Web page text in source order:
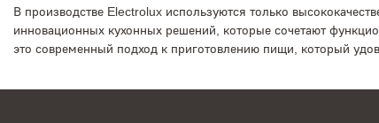
В производстве Electrolux используются только
инновационных кухонных решений, которые сочетают
это современный подход к приготовлению пищи, который